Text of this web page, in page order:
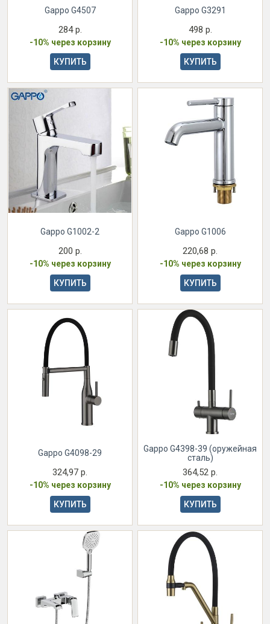
Gappo G4507
284 р.
-10% через корзину
КУПИТЬ
Gappo G3291
498 р.
-10% через корзину
КУПИТЬ
Gappo G1002-2
200 р.
-10% через корзину
КУПИТЬ
Gappo G1006
220,68 р.
-10% через корзину
КУПИТЬ
Gappo G4098-29
324,97 р.
-10% через корзину
КУПИТЬ
Gappo G4398-39 (оружейная
сталь)
364,52 р.
-10% через корзину
КУПИТЬ